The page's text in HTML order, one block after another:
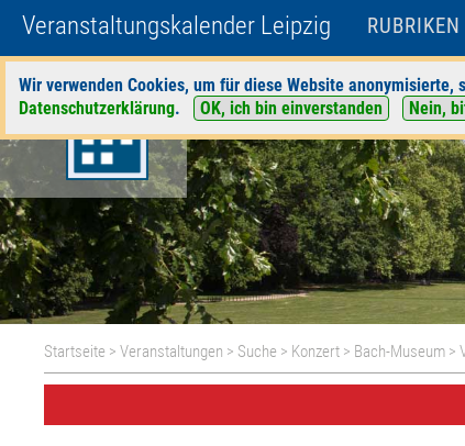
Veranstaltungskalender Leipzig RUBRIKEN
Wir verwenden Cookies, um für diese Website
Datenschutzerklärung. OK, ich bin einverstanden Nein,
Startseite >Veranstaltungen > Suche > Konzert > Bach-Museum >